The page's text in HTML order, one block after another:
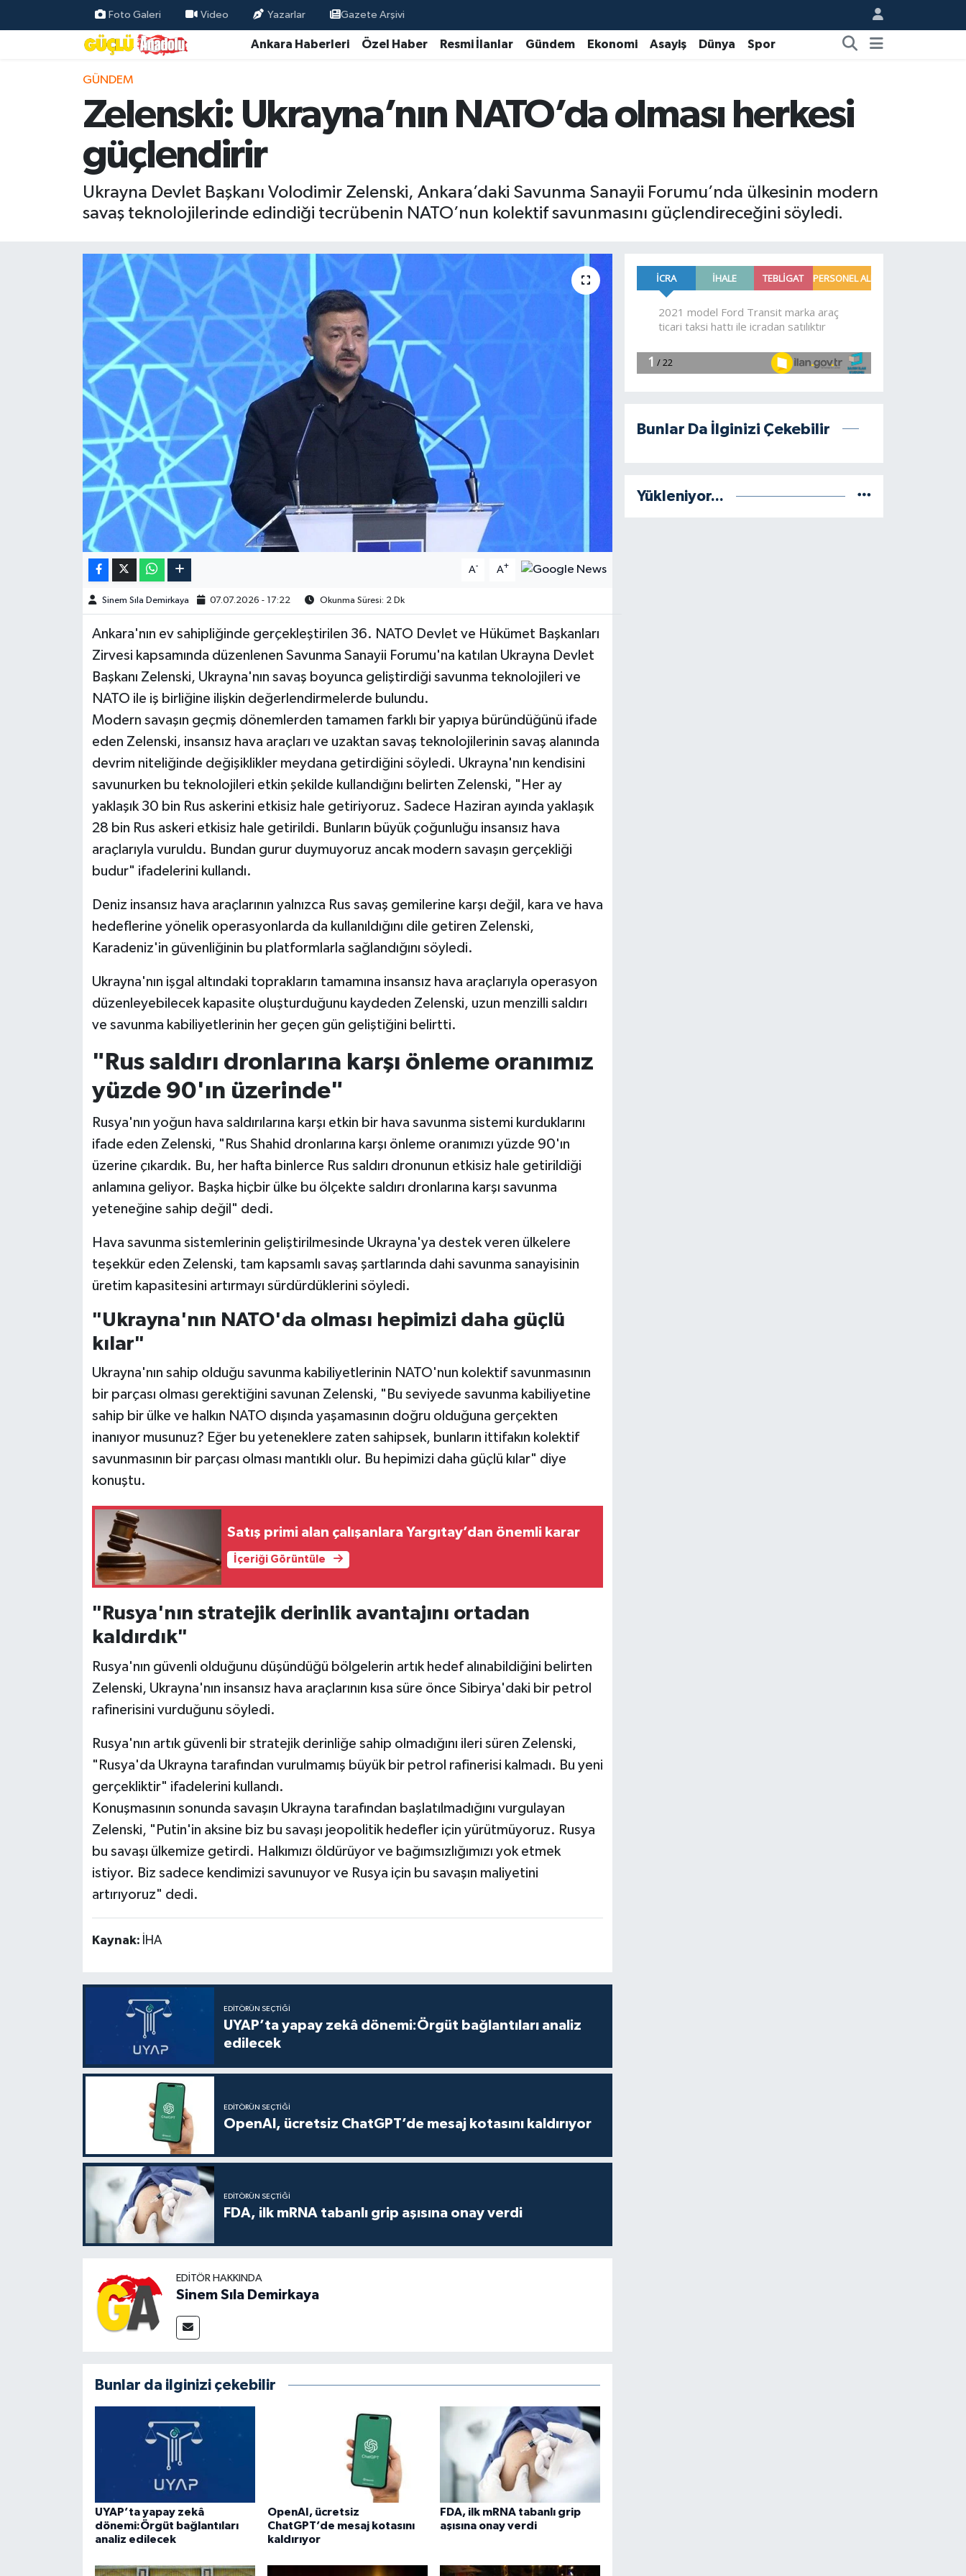
Foto Galeri Video Yazarlar Gazete Arşivi
Ankara Haberleri Özel Haber Resmi İlanlar Gündem Ekonomi Asayiş Dünya Spor
GÜNDEM
Zelenski: Ukrayna’nın NATO’da olması herkesi
güçlendirir
Ukrayna Devlet Başkanı Volodimir Zelenski, Ankara’daki Savunma Sanayii Forumu’nda ülkesinin modern
savaş teknolojilerinde edindiği tecrübenin NATO’nun kolektif savunmasını güçlendireceğini söyledi.
A- A+
Sinem Sıla Demirkaya 07.07.2026 - 17:22 Okunma Süresi: 2 Dk
Ankara'nın ev sahipliğinde gerçekleştirilen 36. NATO Devlet ve Hükümet Başkanları
Zirvesi kapsamında düzenlenen Savunma Sanayii Forumu'na katılan Ukrayna Devlet
Başkanı Zelenski, Ukrayna'nın savaş boyunca geliştirdiği savunma teknolojileri ve
NATO ile iş birliğine ilişkin değerlendirmelerde bulundu.
Modern savaşın geçmiş dönemlerden tamamen farklı bir yapıya büründüğünü ifade
eden Zelenski, insansız hava araçları ve uzaktan savaş teknolojilerinin savaş alanında
devrim niteliğinde değişiklikler meydana getirdiğini söyledi. Ukrayna'nın kendisini
savunurken bu teknolojileri etkin şekilde kullandığını belirten Zelenski, "Her ay
yaklaşık 30 bin Rus askerini etkisiz hale getiriyoruz. Sadece Haziran ayında yaklaşık
28 bin Rus askeri etkisiz hale getirildi. Bunların büyük çoğunluğu insansız hava
araçlarıyla vuruldu. Bundan gurur duymuyoruz ancak modern savaşın gerçekliği
budur" ifadelerini kullandı.
Deniz insansız hava araçlarının yalnızca Rus savaş gemilerine karşı değil, kara ve hava
hedeflerine yönelik operasyonlarda da kullanıldığını dile getiren Zelenski,
Karadeniz'in güvenliğinin bu platformlarla sağlandığını söyledi.
Ukrayna'nın işgal altındaki toprakların tamamına insansız hava araçlarıyla operasyon
düzenleyebilecek kapasite oluşturduğunu kaydeden Zelenski, uzun menzilli saldırı
ve savunma kabiliyetlerinin her geçen gün geliştiğini belirtti.
"Rus saldırı dronlarına karşı önleme oranımız
yüzde 90'ın üzerinde"
Rusya'nın yoğun hava saldırılarına karşı etkin bir hava savunma sistemi kurduklarını
ifade eden Zelenski, "Rus Shahid dronlarına karşı önleme oranımızı yüzde 90'ın
üzerine çıkardık. Bu, her hafta binlerce Rus saldırı dronunun etkisiz hale getirildiği
anlamına geliyor. Başka hiçbir ülke bu ölçekte saldırı dronlarına karşı savunma
yeteneğine sahip değil" dedi.
Hava savunma sistemlerinin geliştirilmesinde Ukrayna'ya destek veren ülkelere
teşekkür eden Zelenski, tam kapsamlı savaş şartlarında dahi savunma sanayisinin
üretim kapasitesini artırmayı sürdürdüklerini söyledi.
"Ukrayna'nın NATO'da olması hepimizi daha güçlü
kılar"
Ukrayna'nın sahip olduğu savunma kabiliyetlerinin NATO'nun kolektif savunmasının
bir parçası olması gerektiğini savunan Zelenski, "Bu seviyede savunma kabiliyetine
sahip bir ülke ve halkın NATO dışında yaşamasının doğru olduğuna gerçekten
inanıyor musunuz? Eğer bu yeteneklere zaten sahipsek, bunların ittifakın kolektif
savunmasının bir parçası olması mantıklı olur. Bu hepimizi daha güçlü kılar" diye
konuştu.
Satış primi alan çalışanlara Yargıtay’dan önemli karar
İçeriği Görüntüle
"Rusya'nın stratejik derinlik avantajını ortadan
kaldırdık"
Rusya'nın güvenli olduğunu düşündüğü bölgelerin artık hedef alınabildiğini belirten
Zelenski, Ukrayna'nın insansız hava araçlarının kısa süre önce Sibirya'daki bir petrol
rafinerisini vurduğunu söyledi.
Rusya'nın artık güvenli bir stratejik derinliğe sahip olmadığını ileri süren Zelenski,
"Rusya'da Ukrayna tarafından vurulmamış büyük bir petrol rafinerisi kalmadı. Bu yeni
gerçekliktir" ifadelerini kullandı.
Konuşmasının sonunda savaşın Ukrayna tarafından başlatılmadığını vurgulayan
Zelenski, "Putin'in aksine biz bu savaşı jeopolitik hedefler için yürütmüyoruz. Rusya
bu savaşı ülkemize getirdi. Halkımızı öldürüyor ve bağımsızlığımızı yok etmek
istiyor. Biz sadece kendimizi savunuyor ve Rusya için bu savaşın maliyetini
artırıyoruz" dedi.
Kaynak: İHA
EDITÖRÜN SEÇTIĞI
UYAP’ta yapay zekâ dönemi:Örgüt bağlantıları analiz
edilecek
EDITÖRÜN SEÇTIĞI
OpenAI, ücretsiz ChatGPT’de mesaj kotasını kaldırıyor
EDITÖRÜN SEÇTIĞI
FDA, ilk mRNA tabanlı grip aşısına onay verdi
EDITÖR HAKKINDA
Sinem Sıla Demirkaya
Bunlar da ilginizi çekebilir
UYAP’ta yapay zekâ
dönemi:Örgüt bağlantıları
analiz edilecek
OpenAI, ücretsiz
ChatGPT’de mesaj kotasını
kaldırıyor
FDA, ilk mRNA tabanlı grip
aşısına onay verdi
Bunlar Da İlginizi Çekebilir
Yükleniyor...
Özel Haber
Resmi İlanlar
Ekonomi
Gündem
Magazin
Burç Yorumları
Hava Durumu
Kim kimdir?
Kültür Sanat
Teknoloji
Yaşam-Çevre